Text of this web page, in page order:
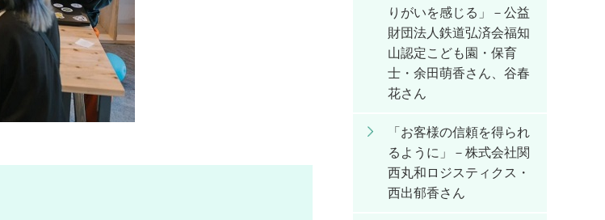
りがいを感じる」－公益
財団法人鉄道弘済会福知
山認定こども園・保育
士・余田萌香さん、谷春
花さん
「お客様の信頼を得られ
るように」－株式会社関
西丸和ロジスティクス・
西出郁香さん